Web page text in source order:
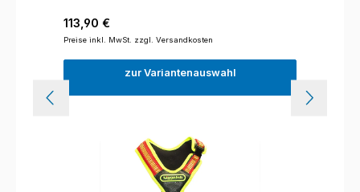
Regulärer Preis:
113,90 €
Preise inkl. MwSt. zzgl. Versandkosten
zur Variantenauswahl